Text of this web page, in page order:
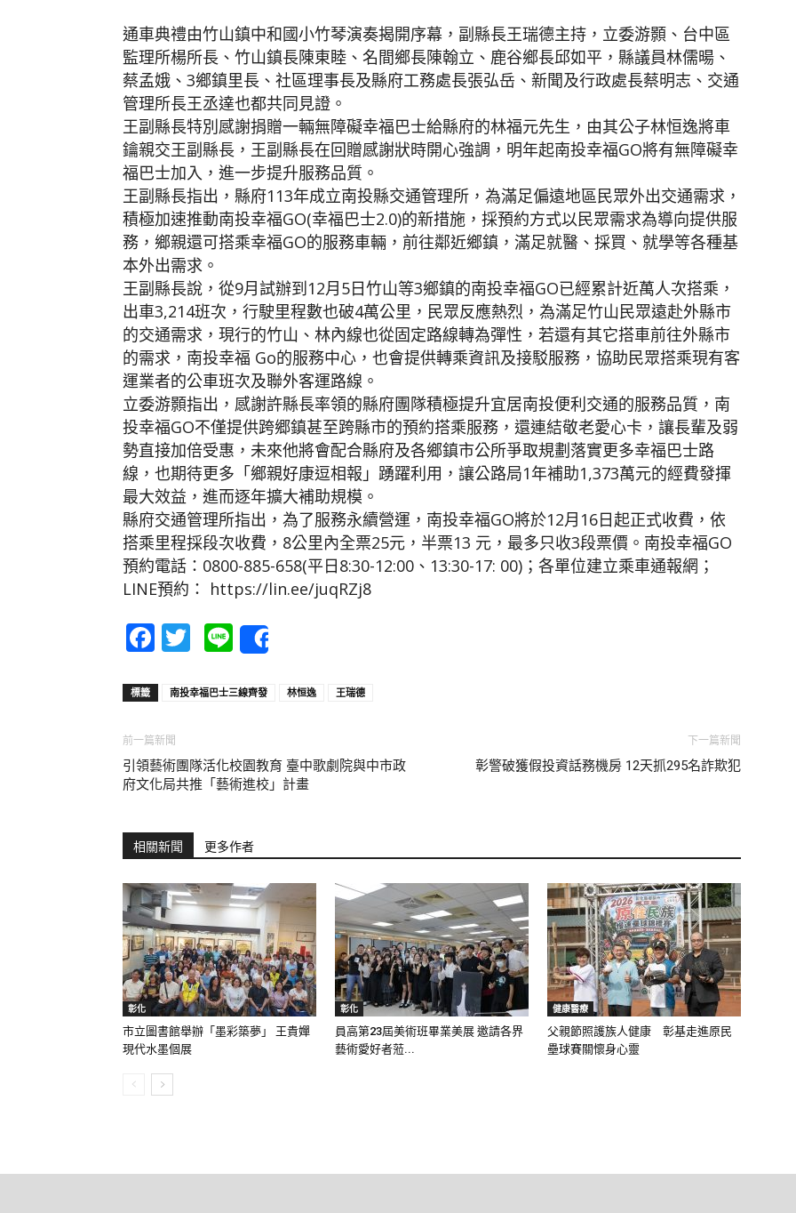
通車典禮由竹山鎮中和國小竹琴演奏揭開序幕，副縣長王瑞德主持，立委游顥、台中區
監理所楊所長、竹山鎮長陳東睦、名間鄉長陳翰立、鹿谷鄉長邱如平，縣議員林儒暘、
蔡孟娥、3鄉鎮里長、社區理事長及縣府工務處長張弘岳、新聞及行政處長蔡明志、交通
管理所長王丞達也都共同見證。
王副縣長特別感謝捐贈一輛無障礙幸福巴士給縣府的林福元先生，由其公子林恒逸將車
鑰親交王副縣長，王副縣長在回贈感謝狀時開心強調，明年起南投幸福GO將有無障礙幸
福巴士加入，進一步提升服務品質。
王副縣長指出，縣府113年成立南投縣交通管理所，為滿足偏遠地區民眾外出交通需求，
積極加速推動南投幸福GO(幸福巴士2.0)的新措施，採預約方式以民眾需求為導向提供服
務，鄉親還可搭乘幸福GO的服務車輛，前往鄰近鄉鎮，滿足就醫、採買、就學等各種基
本外出需求。
王副縣長說，從9月試辦到12月5日竹山等3鄉鎮的南投幸福GO已經累計近萬人次搭乘，
出車3,214班次，行駛里程數也破4萬公里，民眾反應熱烈，為滿足竹山民眾遠赴外縣市
的交通需求，現行的竹山、林內線也從固定路線轉為彈性，若還有其它搭車前往外縣市
的需求，南投幸福 Go的服務中心，也會提供轉乘資訊及接駁服務，協助民眾搭乘現有客
運業者的公車班次及聯外客運路線。
立委游顥指出，感謝許縣長率領的縣府團隊積極提升宜居南投便利交通的服務品質，南
投幸福GO不僅提供跨郷鎮甚至跨縣市的預約搭乘服務，還連結敬老愛心卡，讓長輩及弱
勢直接加倍受惠，未來他將會配合縣府及各鄉鎮市公所爭取規劃落實更多幸福巴士路
線，也期待更多「鄉親好康逗相報」踴躍利用，讓公路局1年補助1,373萬元的經費發揮
最大效益，進而逐年擴大補助規模。
縣府交通管理所指出，為了服務永續營運，南投幸福GO將於12月16日起正式收費，依
搭乘里程採段次收費，8公里內全票25元，半票13 元，最多只收3段票價。南投幸福GO
預約電話：0800-885-658(平日8:30-12:00、13:30-17: 00)；各單位建立乘車通報網；
LINE預約： https://lin.ee/juqRZj8
Facebook
Twitter
Line
標籤 南投幸福巴士三線齊發 林恒逸 王瑞德
前一篇新聞
引領藝術團隊活化校園教育 臺中歌劇院與中市政
府文化局共推「藝術進校」計畫
下一篇新聞
彰警破獲假投資話務機房 12天抓295名詐欺犯
相關新聞 更多作者
彰化
市立圖書館舉辦「墨彩築夢」 王貴嬋
現代水墨個展
彰化
員高第23屆美術班畢業美展 邀請各界
藝術愛好者蒞...
健康醫療
父親節照護族人健康 彰基走進原民
壘球賽關懷身心靈